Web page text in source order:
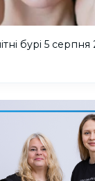
бурі 5